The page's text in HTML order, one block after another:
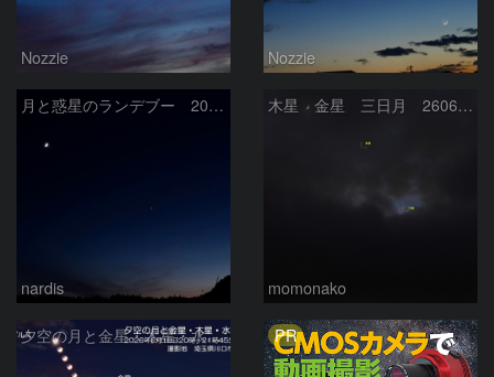
Nozzie Nozzie
月と惑星のランデブー 2026/06/19
nardis
木星 金星 三日月 260618
momonako
夕空の月と金星・木星・水星の接近 2026/6/18 PR